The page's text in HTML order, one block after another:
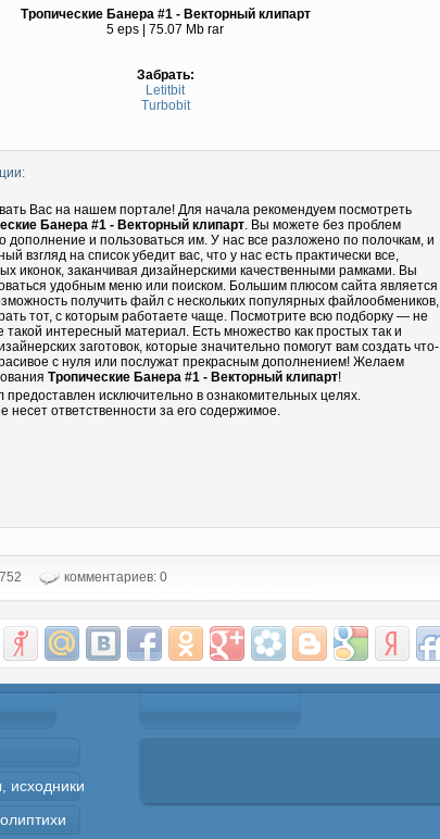
Тропические Банера #1 - Векторный клипарт
5 eps | 75.07 Mb rar
Забрать:
Letitbit
Turbobit
Вас на нашем портале! Для начала рекомендуем посмотреть
Банера #1 - Векторный клипарт. Вы можете без проблем
дополнение и пользоваться им. У нас все разложено по полочкам, и
взгляд на список убедит вас, что у нас есть практически все,
иконок, заканчивая дизайнерскими качественными рамками. Вы
удобным меню или поиском. Большим плюсом сайта является
получить файл с нескольких популярных файлообмеников,
тот, с которым работаете чаще. Посмотрите всю подборку — не
интересный материал. Есть множество как простых так и
заготовок, которые значительно помогут вам создать что-
с нуля или послужат прекрасным дополнением! Желаем
Тропические Банера #1 - Векторный клипарт!
исключительно в ознакомительных целях.
несет ответственности за его содержимое.
комментариев: 0
исходники